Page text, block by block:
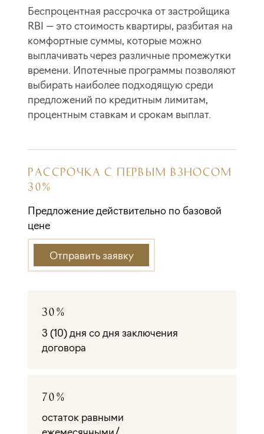
Беспроцентная рассрочка от застройщика
RBI — это стоимость квартиры, разбитая на
комфортные суммы, которые можно
выплачивать через различные промежутки
времени. Ипотечные программы позволяют
выбирать наиболее подходящую среди
предложений по кредитным лимитам,
процентным ставкам и срокам выплат.
РАССРОЧКА С ПЕРВЫМ ВЗНОСОМ
30%
Предложение действительно по базовой
цене
Отправить заявку
30%
3 (10) дня со дня заключения
договора
70%
остаток равными